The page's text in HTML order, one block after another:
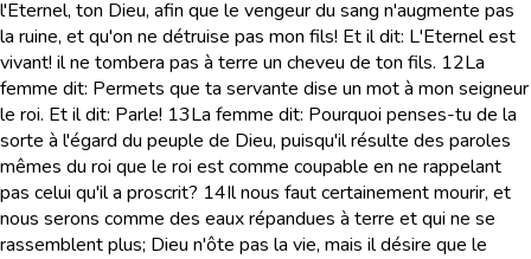
l'Eternel, ton Dieu, afin que le vengeur du sang n'augmente pas
la ruine, et qu'on ne détruise pas mon fils! Et il dit: L'Eternel est
vivant! il ne tombera pas à terre un cheveu de ton fils. 12La
femme dit: Permets que ta servante dise un mot à mon seigneur
le roi. Et il dit: Parle! 13La femme dit: Pourquoi penses-tu de la
sorte à l'égard du peuple de Dieu, puisqu'il résulte des paroles
mêmes du roi que le roi est comme coupable en ne rappelant
pas celui qu'il a proscrit? 14Il nous faut certainement mourir, et
nous serons comme des eaux répandues à terre et qui ne se
rassemblent plus; Dieu n'ôte pas la vie, mais il désire que le